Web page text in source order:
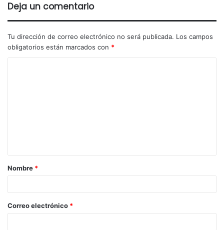
Deja un comentario
Tu dirección de correo electrónico no será publicada. Los campos
obligatorios están marcados con *
Nombre *
Correo electrónico *